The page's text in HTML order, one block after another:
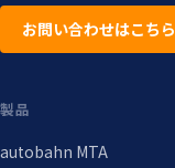
お問い合わせはこちら
製品
autobahn MTA